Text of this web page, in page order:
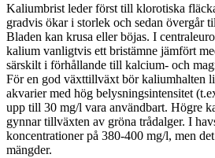
Kaliumbrist leder först till klorotiska
gradvis ökar i storlek och sedan övergår
Bladen kan krusa eller böjas. I
kalium vanligtvis ett bristämne jämfört
särskilt i förhållande till kalcium- och
För en god växttillväxt bör kaliumhalten
akvarier med hög belysningsintensitet
upp till 30 mg/l vara användbart. Högre
gynnar tillväxten av gröna trådalger. I
koncentrationer på 380-400 mg/l, men
mängder.